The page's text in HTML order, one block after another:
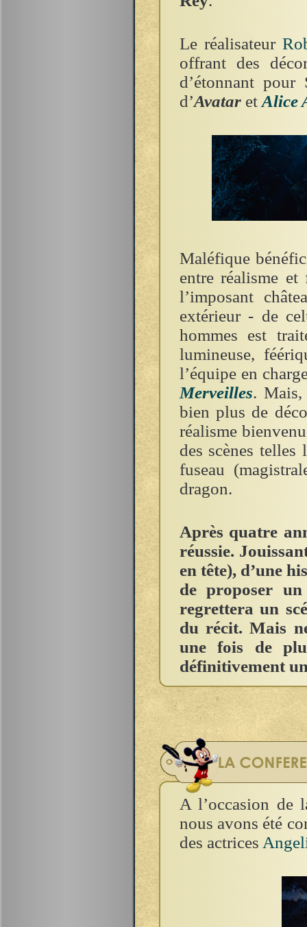
Le réalisateur
offrant des
d’étonnant pour
d’Avataret Alice
Maléfique
entre réalisme
l’imposant
extérieur - de
hommes est
lumineuse,
l’équipe en
Merveilles.
bien plus de
réalisme
des scènes
fuseau
dragon.
Après quatre
réussie.
en tête), d’une
de proposer
regrettera un
du récit. Mais
une fois de
définitivement
A l’occasion de
nous avons été
des actrices